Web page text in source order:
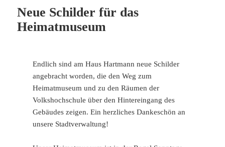
Neue Schilder für das
Heimatmuseum
Endlich sind am Haus Hartmann neue Schilder
angebracht worden, die den Weg zum
Heimatmuseum und zu den Räumen der
Volkshochschule über den Hintereingang des
Gebäudes zeigen. Ein herzliches Dankeschön an
unsere Stadtverwaltung!